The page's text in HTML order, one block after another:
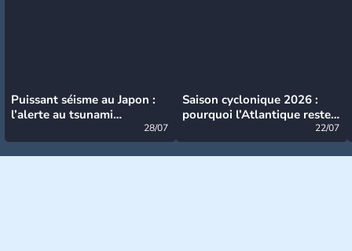
Puissant séisme au Japon :
l’alerte au tsunami
28/07
Saison cyclonique 2026 :
pourquoi l’Atlantique reste
22/07